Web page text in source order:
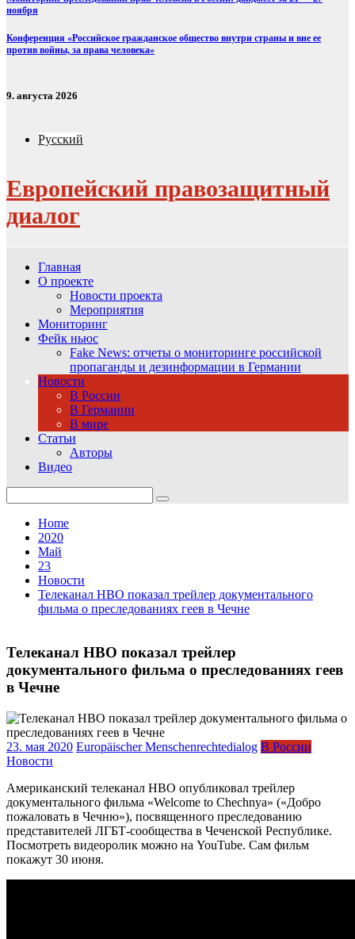
ноября
Конференция «Российское гражданское общество внутри страны и вне ее
против войны, за права человека»
9. августа 2026
Русский
Европейский правозащитный
диалог
Главная
О проекте
Новости проекта
Мероприятия
Мониторинг
Фейк ньюс
Fake News: отчеты о мониторинге российской
пропаганды и дезинформации в Германии
Новости
В России
В Германии
В мире
Статьи
Авторы
Видео
for:
Home
2020
Май
23
Новости
Телеканал HBO показал трейлер документального
фильма о преследованиях геев в Чечне
Телеканал HBO показал трейлер
документального фильма о преследованиях геев
в Чечне
23. мая 2020 Europäischer Menschenrechtedialog В России
Новости
Американский телеканал HBO опубликовал трейлер
документального фильма «Welcome to Chechnya» («Добро
пожаловать в Чечню»), посвященного преследованию
представителей ЛГБТ-сообщества в Чеченской Республике.
Посмотреть видеоролик можно на YouTube. Сам фильм
покажут 30 июня.